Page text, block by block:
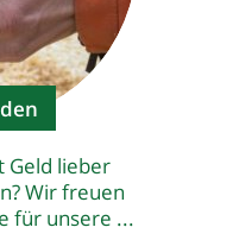
Geld lieber
Wir freuen
für unsere ...